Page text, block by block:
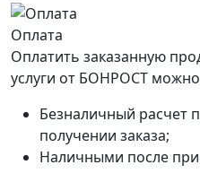
Оплата
Оплатить заказанную
услуги от БОНРОСТ
Безналичный расчет
получении заказа;
Наличными после